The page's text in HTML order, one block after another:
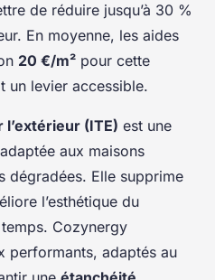
de réduire jusqu’à 30 %
En moyenne, les aides
20 €/m² pour cette
un levier accessible.
(ITE) est une
aux maisons
dégradées. Elle supprime
l’esthétique du
Cozynergy
performants, adaptés au